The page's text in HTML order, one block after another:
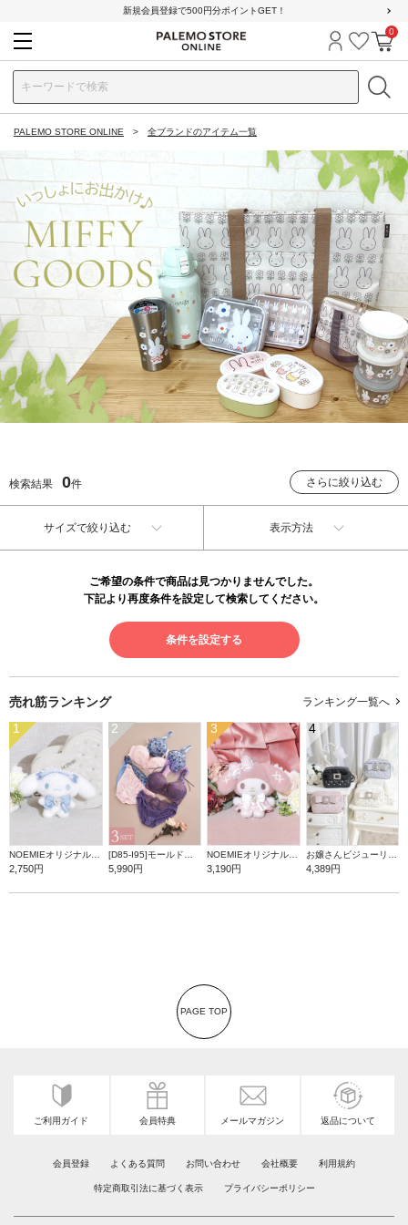
新規会員登録で500円分ポイントGET！
ログイン
お気に
カ
0
PALEMO STORE ONLINE 全ブランドのアイテム一覧
検索結果 0件 さらに絞り込む
サイズで絞り込む 表示方法
ご希望の条件で商品は見つかりませんでした。
下記より再度条件を設定して検索してください。
条件を設定する
売れ筋ランキング ランキング一覧へ
1
2,750円
2
5,990円
3
3,190円
4
4,389円
PAGE TOP
ご利用ガイド 会員特典 メールマガジン 返品について
会員登録 よくある質問 お問い合わせ 会社概要 利用規約
特定商取引法に基づく表示 プライバシーポリシー